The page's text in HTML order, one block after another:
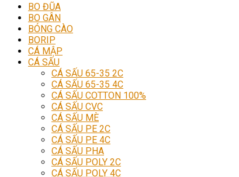
BO ĐŨA
BO GÂN
BÓNG CÀO
BORIP
CÁ MẬP
CÁ SẤU
CÁ SẤU 65-35 2C
CÁ SẤU 65-35 4C
CÁ SẤU COTTON 100%
CÁ SẤU CVC
CÁ SẤU MÈ
CÁ SẤU PE 2C
CÁ SẤU PE 4C
CÁ SẤU PHA
CÁ SẤU POLY 2C
CÁ SẤU POLY 4C